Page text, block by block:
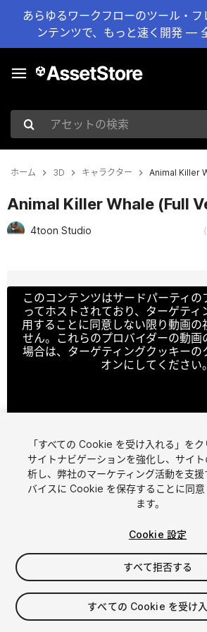
あらゆるワークフローのツール・フ
ンテンツで、もっと速く開発 —
アセットの検索
ホーム 3D キャラクター Animal Killer
Animal Killer Whale (Full
4toon Studio
このコンテンツはサードパーティの
ってホストされており、ターゲティ
用することに同意しない限り動画の
せん。これらのプロバイダーの動画
場合は、ターゲティングクッキーの
オンにしてください。
1 /5
$60
消費税は決済時に計算されます
「すべての Cookie を受け入れる」をク
サイトナビゲーションを強化し、サイ
析し、弊社のマーケティング活動を支
バイスに Cookie を保存することに同意
ます。
Cookie 設定
すべて拒否する
すべての Cookie を受け